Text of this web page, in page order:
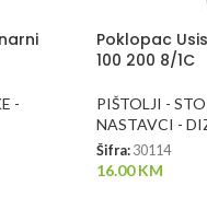
-
Poklopac
100 200 8/1C
PIŠTOLJI -
NASTAVCI -
Šifra: 30114
16.00KM